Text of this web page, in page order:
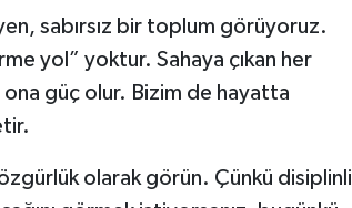
sabırsız bir toplum görüyoruz.
yol” yoktur. Sahaya çıkan her
güç olur. Bizim de hayatta
olarak görün. Çünkü disiplinli